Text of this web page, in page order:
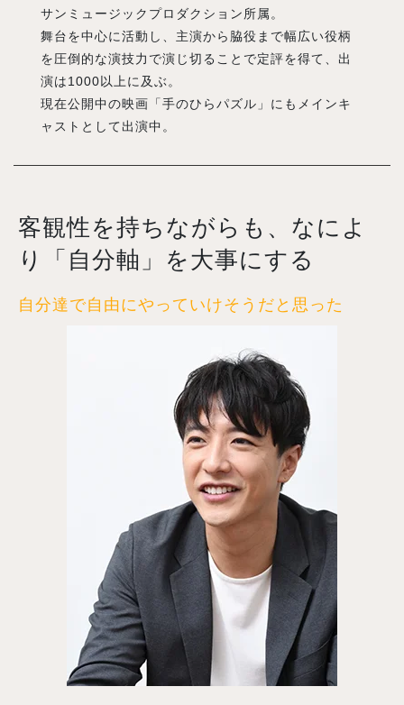
サンミュージックプロダクション所属。
舞台を中心に活動し、主演から脇役まで幅広い役柄
を圧倒的な演技力で演じ切ることで定評を得て、出
演は1000以上に及ぶ。
現在公開中の映画「手のひらパズル」にもメインキ
ャストとして出演中。
客観性を持ちながらも、なによ
り「自分軸」を大事にする
自分達で自由にやっていけそうだと思った